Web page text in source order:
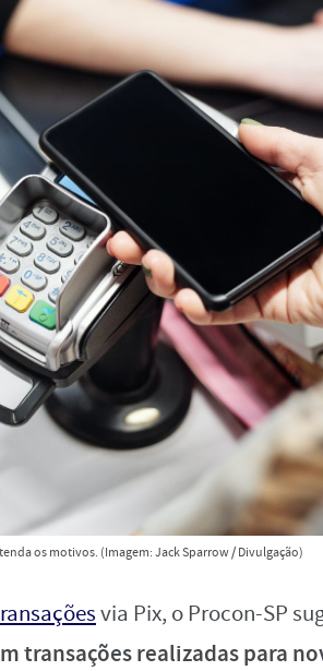
os motivos. (Imagem: Jack Sparrow / Divulgação)
via Pix, o Procon-SP
transações realizadas para